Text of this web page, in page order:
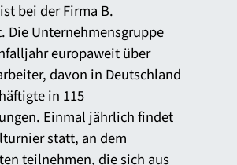
bei der Firma B.
Die Unternehmensgruppe
europaweit über
davon in Deutschland
in 115
Einmal jährlich findet
statt, an dem
teilnehmen, die sich aus